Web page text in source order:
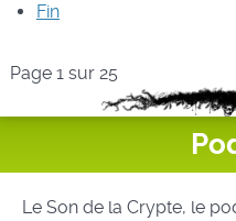
Fin
Page 1 sur 25
Le Son de la Crypte, le